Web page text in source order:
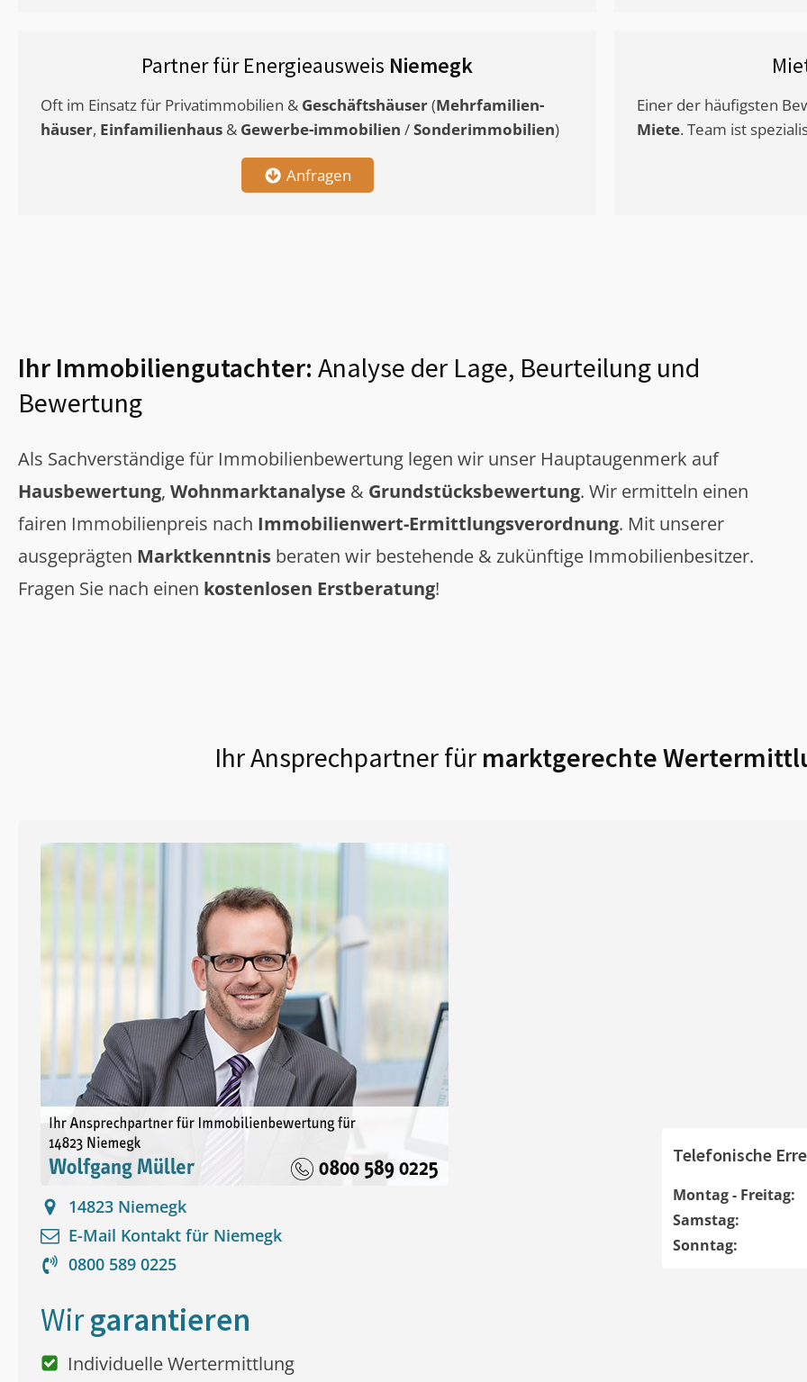
Partner für Energieausweis Niemegk
Oft im Einsatz für Privatimmobilien & Geschäftshäuser(Mehrfamilien-
häuser, Einfamilienhaus & Gewerbe-immobilien /Sonderimmobilien)
Anfragen
Einer der häufigsten
Miete. Team ist
Ihr Immobiliengutachter: Analyse der Lage, Beurteilung und
Bewertung
Als Sachverständige für Immobilienbewertung legen wir unser Hauptaugenmerk auf
Hausbewertung, Wohnmarktanalyse & Grundstücksbewertung. Wir ermitteln einen
fairen Immobilienpreis nach Immobilienwert-Ermittlungsverordnung. Mit unserer
ausgeprägten Marktkenntnis beraten wir bestehende & zukünftige Immobilienbesitzer.
Fragen Sie nach einen kostenlosen Erstberatung!
Ihr Ansprechpartner für marktgerechte
14823 Niemegk
E-Mail Kontakt für Niemegk
0800 589 0225
Telefonische
Montag - Freitag:
Samstag:
Sonntag:
Wirgarantieren
Individuelle Wertermittlung